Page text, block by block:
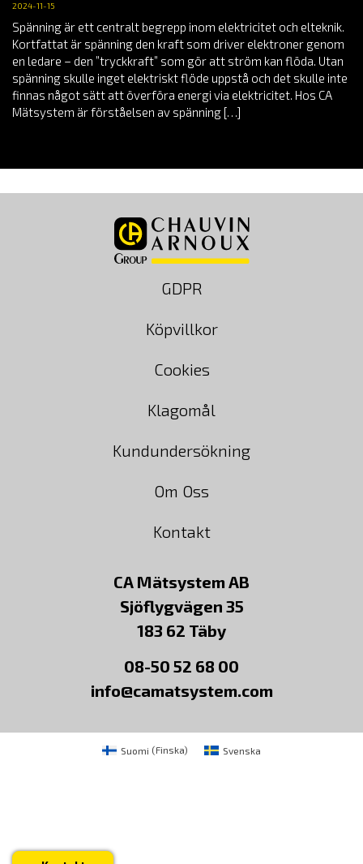
2024-11-15
Spänning är ett centralt begrepp inom elektricitet och elteknik.
Kortfattat är spänning den kraft som driver elektroner genom
en ledare – den ”tryckkraft” som gör att ström kan flöda. Utan
spänning skulle inget elektriskt flöde uppstå och det skulle inte
finnas något sätt att överföra energi via elektricitet. Hos CA
Mätsystem är förståelsen av spänning […]
GDPR
Köpvillkor
Cookies
Klagomål
Kundundersökning
Om Oss
Kontakt
CA Mätsystem AB
Sjöflygvägen 35
183 62 Täby
08-50 52 68 00
info@camatsystem.com
Suomi (Finska) Svenska